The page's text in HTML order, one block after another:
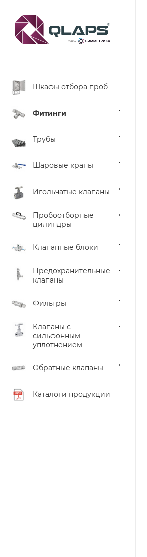
Шкафы отбора проб
Фитинги
Трубы
Шаровые краны
Игольчатые клапаны
Пробоотборные
цилиндры
Клапанные блоки
Предохранительные
клапаны
Фильтры
Клапаны с
сильфонным
уплотнением
Обратные клапаны
Каталоги продукции